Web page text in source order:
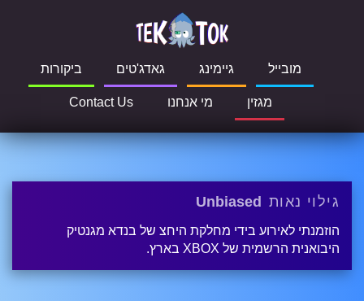
מובייל גיימינג גאדג'טים ביקורות
מגזין מי אנחנו Contact Us
גילוי נאות Unbiased
הוזמנתי לאירוע בידי מחלקת היחצ של בנדא מגנטיק
היבואנית הרשמית של XBOX בארץ.